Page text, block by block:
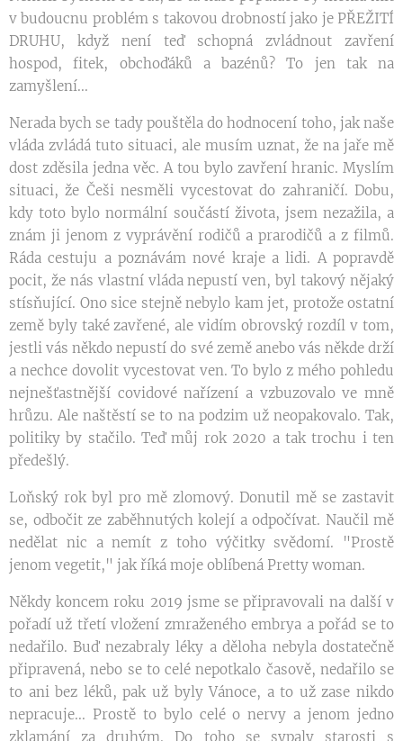
v budoucnu problém s takovou drobností jako je PŘEŽITÍ
DRUHU, když není teď schopná zvládnout zavření
hospod, fitek, obchoďáků a bazénů? To jen tak na
zamyšlení...
Nerada bych se tady pouštěla do hodnocení toho, jak naše
vláda zvládá tuto situaci, ale musím uznat, že na jaře mě
dost zděsila jedna věc. A tou bylo zavření hranic. Myslím
situaci, že Češi nesměli vycestovat do zahraničí. Dobu,
kdy toto bylo normální součástí života, jsem nezažila, a
znám ji jenom z vyprávění rodičů a prarodičů a z filmů.
Ráda cestuju a poznávám nové kraje a lidi. A popravdě
pocit, že nás vlastní vláda nepustí ven, byl takový nějaký
stísňující. Ono sice stejně nebylo kam jet, protože ostatní
země byly také zavřené, ale vidím obrovský rozdíl v tom,
jestli vás někdo nepustí do své země anebo vás někde drží
a nechce dovolit vycestovat ven. To bylo z mého pohledu
nejnešťastnější covidové nařízení a vzbuzovalo ve mně
hrůzu. Ale naštěstí se to na podzim už neopakovalo. Tak,
politiky by stačilo. Teď můj rok 2020 a tak trochu i ten
předešlý.
Loňský rok byl pro mě zlomový. Donutil mě se zastavit
se, odbočit ze zaběhnutých kolejí a odpočívat. Naučil mě
nedělat nic a nemít z toho výčitky svědomí. "Prostě
jenom vegetit," jak říká moje oblíbená Pretty woman.
Někdy koncem roku 2019 jsme se připravovali na další v
pořadí už třetí vložení zmraženého embrya a pořád se to
nedařilo. Buď nezabraly léky a děloha nebyla dostatečně
připravená, nebo se to celé nepotkalo časově, nedařilo se
to ani bez léků, pak už byly Vánoce, a to už zase nikdo
nepracuje... Prostě to bylo celé o nervy a jenom jedno
zklamání za druhým. Do toho se sypaly starosti s